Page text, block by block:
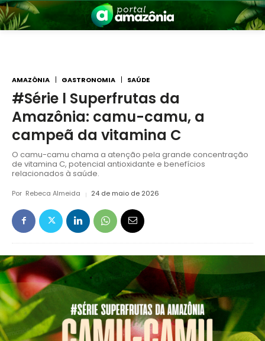
Amazônia
AMAZÔNIA GASTRONOMIA SAÚDE
#Série l Superfrutas da
Amazônia: camu-camu, a
campeã da vitamina C
O camu-camu chama a atenção pela grande concentração
de vitamina C, potencial antioxidante e benefícios
relacionados à saúde.
Por Rebeca Almeida 24 de maio de 2026